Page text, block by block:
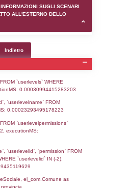
D (pubblico) - INFORMAZIONI
A CUI è SOGGETTO LO
TERRITORIO
H (pubblico) - DESCRIZIONE
E RIEPILOGO SOSTANZE